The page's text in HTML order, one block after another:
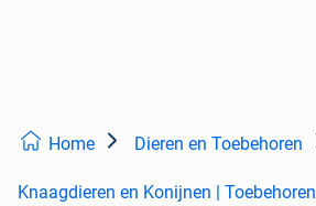
Home Dieren en Toebehoren
Knaagdieren en Konijnen | Toebehoren